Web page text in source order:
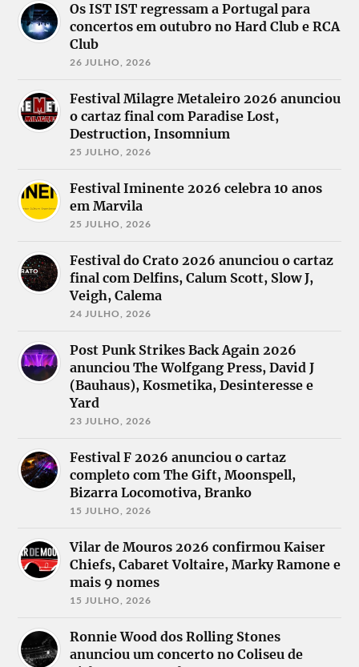
Os IST IST regressam a Portugal para
concertos em outubro no Hard Club e RCA
Club
26 JULHO, 2026
Festival Milagre Metaleiro 2026 anunciou
o cartaz final com Paradise Lost,
Destruction, Insomnium
25 JULHO, 2026
Festival Iminente 2026 celebra 10 anos
em Marvila
25 JULHO, 2026
Festival do Crato 2026 anunciou o cartaz
final com Delfins, Calum Scott, Slow J,
Veigh, Calema
24 JULHO, 2026
Post Punk Strikes Back Again 2026
anunciou The Wolfgang Press, David J
(Bauhaus), Kosmetika, Desinteresse e
Yard
23 JULHO, 2026
Festival F 2026 anunciou o cartaz
completo com The Gift, Moonspell,
Bizarra Locomotiva, Branko
15 JULHO, 2026
Vilar de Mouros 2026 confirmou Kaiser
Chiefs, Cabaret Voltaire, Marky Ramone e
mais 9 nomes
15 JULHO, 2026
Ronnie Wood dos Rolling Stones
anunciou um concerto no Coliseu de